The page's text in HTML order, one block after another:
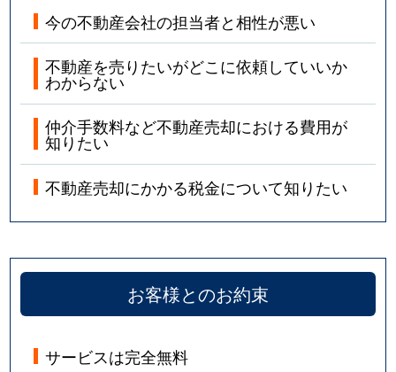
今の不動産会社の担当者と相性が悪い
不動産を売りたいがどこに依頼していいか
わからない
仲介手数料など不動産売却における費用が
知りたい
不動産売却にかかる税金について知りたい
お客様とのお約束
サービスは完全無料